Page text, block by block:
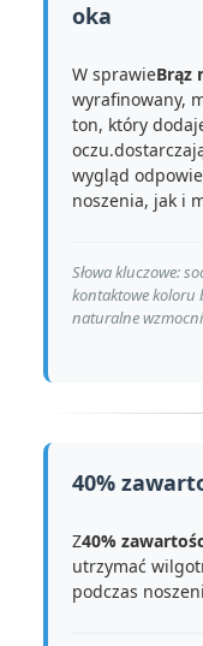
oka
W sprawieBrąz
wyrafinowany,
ton, który
wygląd
noszenia, jak i
Słowa kluczowe:
kontaktowe koloru
naturalne
40%
Z40%
utrzymać
podczas